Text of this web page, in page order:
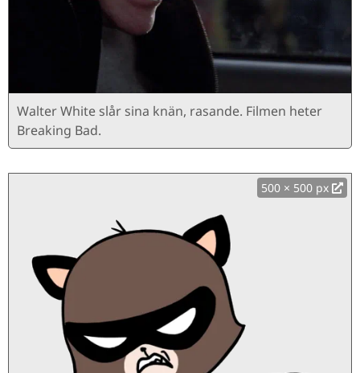
Walter White slår sina knän, rasande. Filmen heter
Breaking Bad.
500 × 500 px